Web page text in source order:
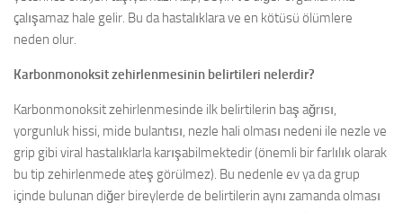
çalışamaz hale gelir. Bu da hastalıklara ve en kötüsü ölümlere
neden olur.
Karbonmonoksit zehirlenmesinin belirtileri nelerdir?
Karbonmonoksit zehirlenmesinde ilk belirtilerin baş ağrısı,
yorgunluk hissi, mide bulantısı, nezle hali olması nedeni ile nezle ve
grip gibi viral hastalıklarla karışabilmektedir (önemli bir farlılık olarak
bu tip zehirlenmede ateş görülmez). Bu nedenle ev ya da grup
içinde bulunan diğer bireylerde de belirtilerin aynı zamanda olması